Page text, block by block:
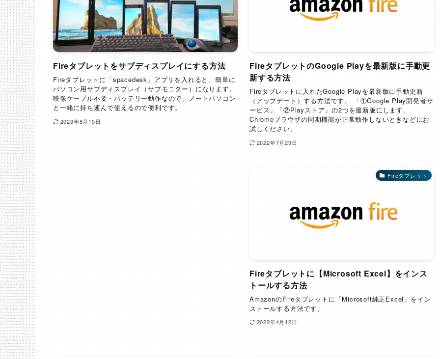
Fireタブレットをサブディスプレイにする方法
Fireタブレットに「spacedesk」アプリを入れると、簡単に
パソコン用サブディスプレイ（サブモニター）になります。
映像ケーブル不要・バッテリー動作なので、ノートパソコン
と一緒に持ち運んで使えるので便利です。
2023年8月15日
FireタブレットのGoogle Playを最新版に手動更
新する方法
Fireタブレットに入れたGoogle Playを最新版に手動更新
（アップデート）する方法です。 「①Google Play開発者サ
ービス」「②Playストア」の2つを最新版にします。
Chromeブラウザの同期機能が正常動作しないときなどにお
試しください。
2022年7月29日
Fireタブレット
Fireタブレットに【Microsoft Excel】をインス
トールする方法
AmazonのFireタブレットに「Microsoft純正Excel」をイン
ストールする方法です。
2022年4月12日